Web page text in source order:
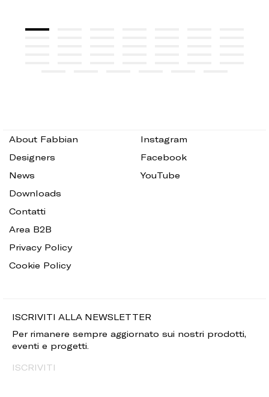
About Fabbian
Designers
News
Downloads
Contatti
Area B2B
Privacy Policy
Cookie Policy
Instagram
Facebook
YouTube
ISCRIVITI ALLA NEWSLETTER
Per rimanere sempre aggiornato sui nostri prodotti,
eventi e progetti.
ISCRIVITI